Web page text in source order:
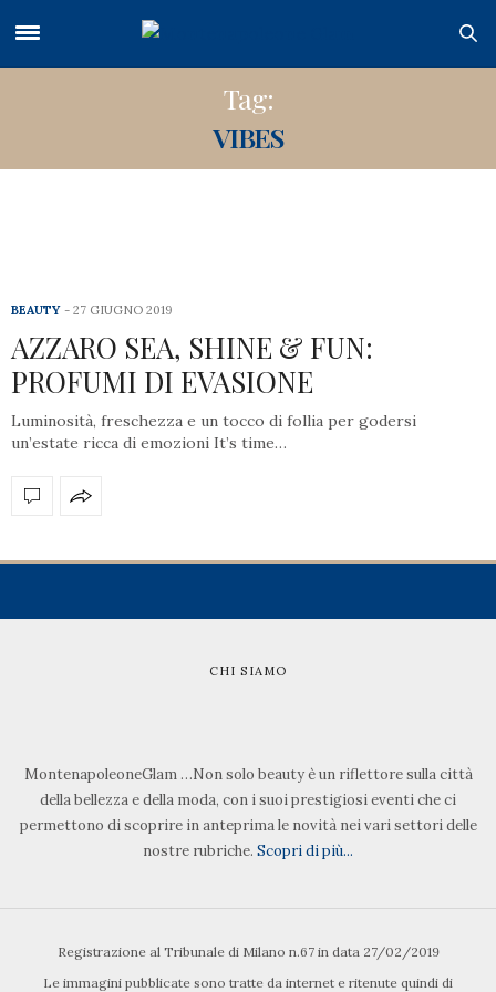
Tag:
VIBES
BEAUTY 27 GIUGNO 2019
AZZARO SEA, SHINE & FUN:
PROFUMI DI EVASIONE
Luminosità, freschezza e un tocco di follia per godersi
un’estate ricca di emozioni It’s time…
CHI SIAMO
MontenapoleoneGlam …Non solo beauty è un riflettore sulla città
della bellezza e della moda, con i suoi prestigiosi eventi che ci
permettono di scoprire in anteprima le novità nei vari settori delle
nostre rubriche. Scopri di più...
Registrazione al Tribunale di Milano n.67 in data 27/02/2019
Le immagini pubblicate sono tratte da internet e ritenute quindi di